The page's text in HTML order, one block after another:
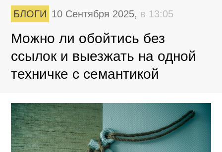
БЛОГИ 10 Сентября 2025, в 13:05
Можно ли обойтись без
ссылок и выезжать на одной
техничке с семантикой